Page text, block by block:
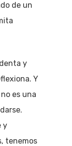
de un
y
Y
es una
y
tenemos